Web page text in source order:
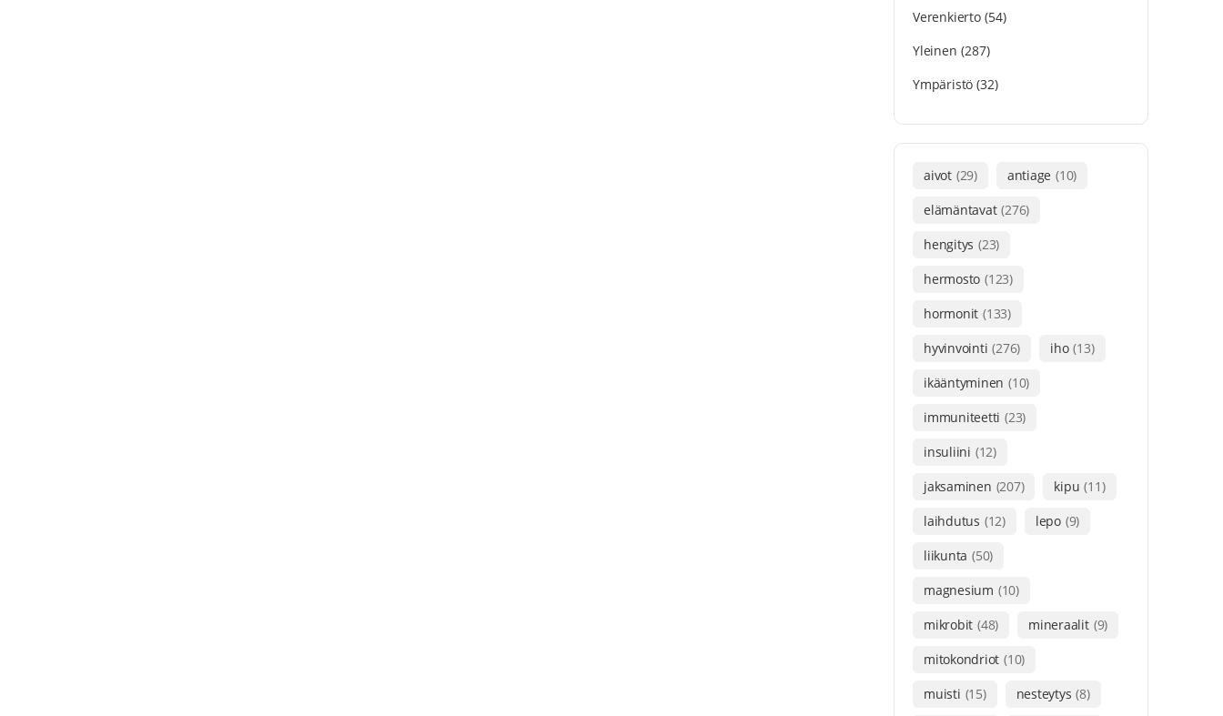
Verenkierto(54)
Yleinen (287)
Ympäristö (32)
aivot (29) antiage (10)
elämäntavat (276)
hengitys (23)
hermosto (123)
hormonit (133)
hyvinvointi (276) iho (13)
ikääntyminen (10)
immuniteetti (23)
insuliini (12)
jaksaminen (207) kipu (11)
laihdutus (12) lepo (9)
liikunta (50)
magnesium (10)
mikrobit (48) mineraalit (9)
mitokondriot (10)
muisti (15) nesteytys (8)